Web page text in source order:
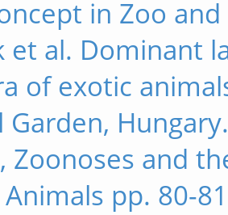
in Zoo
et al. Dominant
of exotic
Garden,
Zoonoses and
pp. 80-81